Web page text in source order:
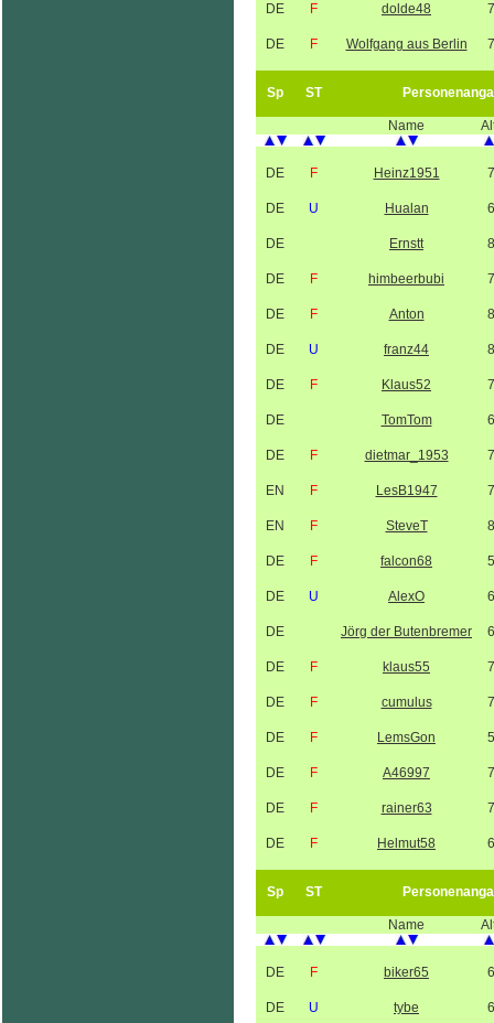
DE F dolde48
DE F Wolfgang aus Berlin
Sp ST
Name
DE F Heinz1951
DE U Hualan
DE Ernstt
DE F himbeerbubi
DE F Anton
DE U franz44
DE F Klaus52
DE TomTom
DE F dietmar_1953
EN F LesB1947
EN F SteveT
DE F falcon68
DE U AlexO
DE Jörg der Butenbremer
DE F klaus55
DE F cumulus
DE F LemsGon
DE F A46997
DE F rainer63
DE F Helmut58
Sp ST
Name
DE F biker65
DE U tybe